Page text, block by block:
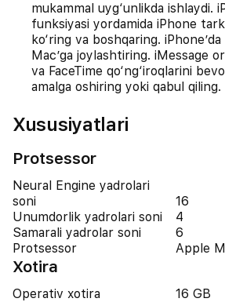
mukammal uyg‘unlikda ishlaydi.
funksiyasi yordamida iPhone
ko‘ring va boshqaring.
Macʼga joylashtiring. iMessage
va FaceTime qo‘ng‘iroqlarini
amalga oshiring yoki qabul qiling.
Xususiyatlari
Protsessor
Neural Engine yadrolari
soni
16
Unumdorlik yadrolari soni
4
Samarali yadrolar soni
6
Protsessor
Apple
Xotira
Operativ xotira 16 GB